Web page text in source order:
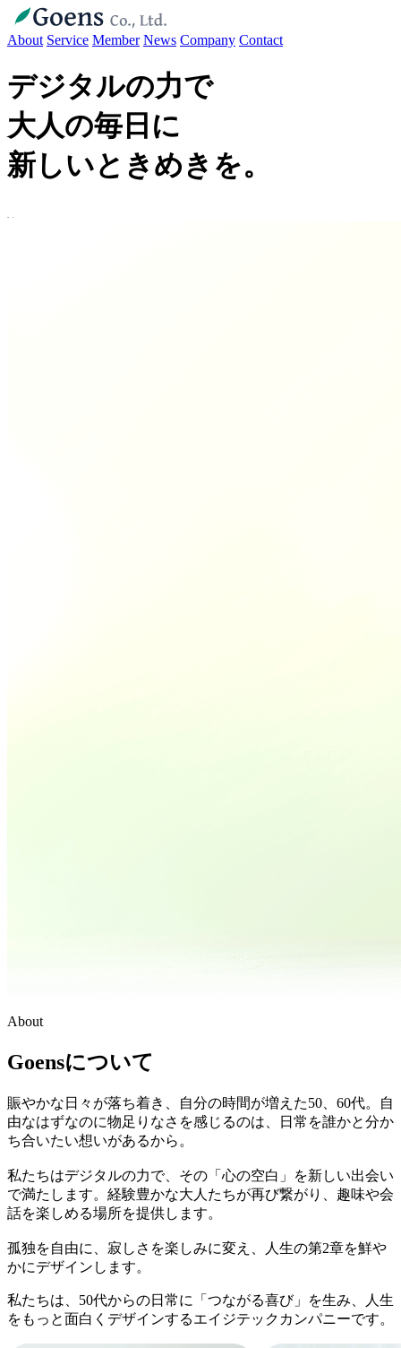
About Service Member News Company Contact
デジタルの力で
大人の毎日に
新しいときめきを。
About
Goensについて
賑やかな日々が落ち着き、自分の時間が増えた50、60代。自
由なはずなのに物足りなさを感じるのは、日常を誰かと分か
ち合いたい想いがあるから。
私たちはデジタルの力で、その「心の空白」を新しい出会い
で満たします。経験豊かな大人たちが再び繋がり、趣味や会
話を楽しめる場所を提供します。
孤独を自由に、寂しさを楽しみに変え、人生の第2章を鮮や
かにデザインします。
私たちは、50代からの日常に「つながる喜び」を生み、人生
をもっと面白くデザインするエイジテックカンパニーです。